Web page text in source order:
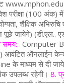
परीक्षा (100 अंक)
शैक्षिक अभिरुचि
पूछे जायेगे) (डी.एल..
समय:- Computer
ऑनलाईन
के माध्यम से दी
उपलब्ध रहेगी। 8.